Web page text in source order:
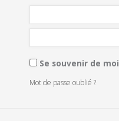
Se souvenir de moi
Mot de passe oublié ?